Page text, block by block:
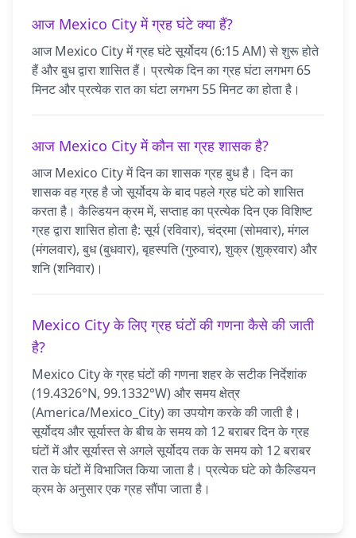
आज Mexico City में ग्रह घंटे क्या हैं?
आज Mexico City में ग्रह घंटे सूर्योदय (6:15 AM) से शुरू होते
हैं और बुध द्वारा शासित हैं। प्रत्येक दिन का ग्रह घंटा लगभग 65
मिनट और प्रत्येक रात का घंटा लगभग 55 मिनट का होता है।
आज Mexico City में कौन सा ग्रह शासक है?
आज Mexico City में दिन का शासक ग्रह बुध है। दिन का
शासक वह ग्रह है जो सूर्योदय के बाद पहले ग्रह घंटे को शासित
करता है। कैल्डियन क्रम में, सप्ताह का प्रत्येक दिन एक विशिष्ट
ग्रह द्वारा शासित होता है: सूर्य (रविवार), चंद्रमा (सोमवार), मंगल
(मंगलवार), बुध (बुधवार), बृहस्पति (गुरुवार), शुक्र (शुक्रवार) और
शनि (शनिवार)।
Mexico City के लिए ग्रह घंटों की गणना कैसे की जाती
है?
Mexico City के ग्रह घंटों की गणना शहर के सटीक निर्देशांक
(19.4326°N, 99.1332°W) और समय क्षेत्र
(America/Mexico_City) का उपयोग करके की जाती है।
सूर्योदय और सूर्यास्त के बीच के समय को 12 बराबर दिन के ग्रह
घंटों में और सूर्यास्त से अगले सूर्योदय तक के समय को 12 बराबर
रात के घंटों में विभाजित किया जाता है। प्रत्येक घंटे को कैल्डियन
क्रम के अनुसार एक ग्रह सौंपा जाता है।